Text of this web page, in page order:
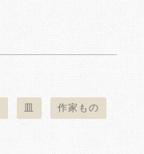
作家もの